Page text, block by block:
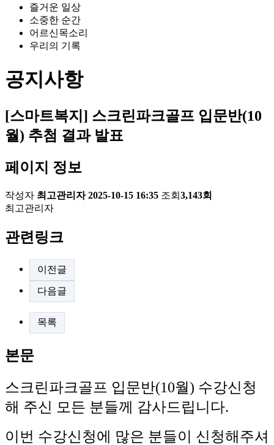
즐거운 일상
소중한 순간
어르신목소리
우리의 기록
공지사항
[스마트복지] 스크린파크골프 입문반(10
월) 추첨 결과 발표
페이지 정보
작성자 최고관리자 2025-10-15 16:35 조회 3,143회
최고관리자
관련링크
이전글
다음글
목록
본문
스크린파크골프 입문반(10월) 수강신청
해 주신 모든 분들께 감사드립니다.
이번 수강신청에 많은 분들이 신청해주셔